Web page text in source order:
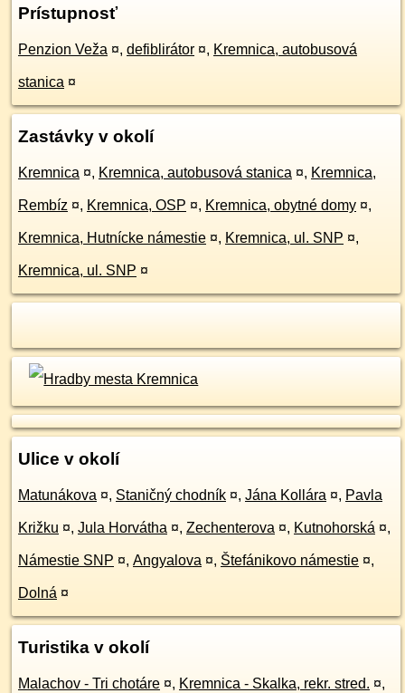
Prístupnosť
Penzion Veža ¤, defiblirátor ¤, Kremnica, autobusová
stanica ¤
Zastávky v okolí
Kremnica ¤, Kremnica, autobusová stanica ¤, Kremnica,
Rembíz ¤, Kremnica, OSP ¤, Kremnica, obytné domy ¤,
Kremnica, Hutnícke námestie ¤, Kremnica, ul. SNP ¤,
Kremnica, ul. SNP ¤
Ulice v okolí
Matunákova ¤, Staničný chodník ¤, Jána Kollára ¤, Pavla
Križku ¤, Jula Horvátha ¤, Zechenterova ¤, Kutnohorská ¤,
Námestie SNP ¤, Angyalova ¤, Štefánikovo námestie ¤,
Dolná ¤
Turistika v okolí
Malachov - Tri chotáre ¤, Kremnica - Skalka, rekr. stred. ¤,